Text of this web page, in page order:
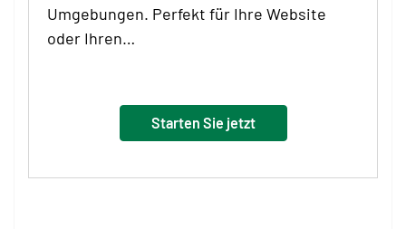
Umgebungen. Perfekt für Ihre Website
oder Ihren…
Starten Sie jetzt